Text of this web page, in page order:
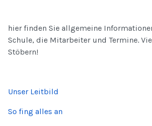
hier finden Sie allgemeine
Schule, die Mitarbeiter und Termine.
Stöbern!
Unser Leitbild
So fing alles an